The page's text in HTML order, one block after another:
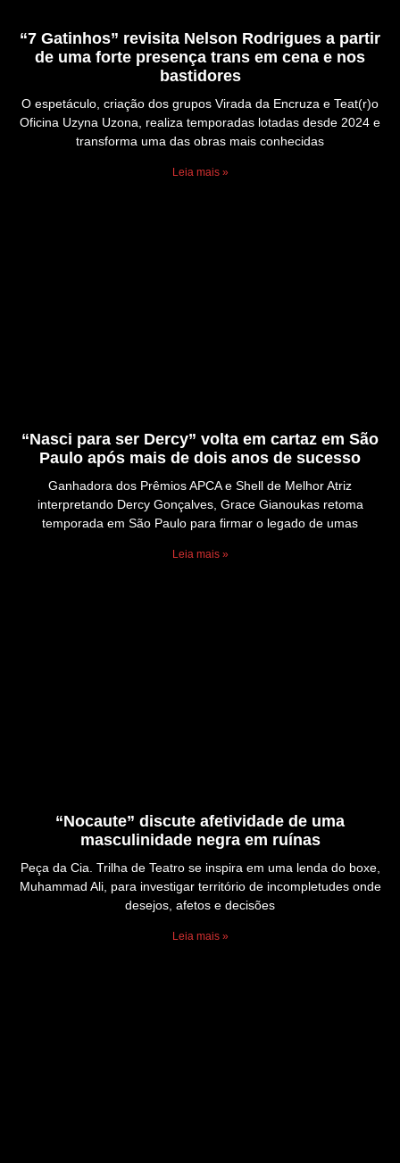
“7 Gatinhos” revisita Nelson Rodrigues a partir
de uma forte presença trans em cena e nos
bastidores
O espetáculo, criação dos grupos Virada da Encruza e Teat(r)o
Oficina Uzyna Uzona, realiza temporadas lotadas desde 2024 e
transforma uma das obras mais conhecidas
Leia mais »
“Nasci para ser Dercy” volta em cartaz em São
Paulo após mais de dois anos de sucesso
Ganhadora dos Prêmios APCA e Shell de Melhor Atriz
interpretando Dercy Gonçalves, Grace Gianoukas retoma
temporada em São Paulo para firmar o legado de umas
Leia mais »
“Nocaute” discute afetividade de uma
masculinidade negra em ruínas
Peça da Cia. Trilha de Teatro se inspira em uma lenda do boxe,
Muhammad Ali, para investigar território de incompletudes onde
desejos, afetos e decisões
Leia mais »